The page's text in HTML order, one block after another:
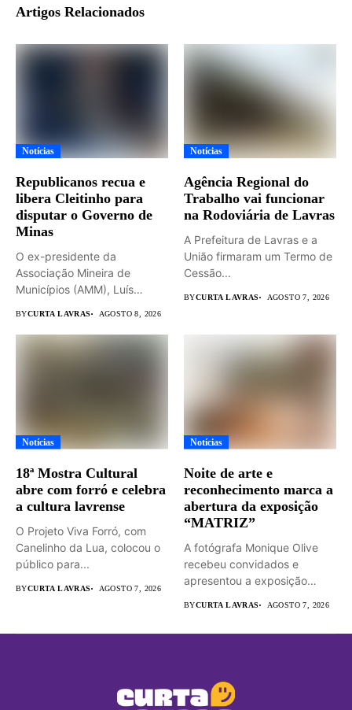
Artigos Relacionados
Notícias
Republicanos recua e
libera Cleitinho para
disputar o Governo de
Minas
O ex-presidente da
Associação Mineira de
Municípios (AMM), Luís
BYCURTA LAVRAS AGOSTO 8, 2026
Notícias
Agência Regional do
Trabalho vai funcionar
na Rodoviária de Lavras
A Prefeitura de Lavras e a
União firmaram um Termo de
Cessão...
BYCURTA LAVRAS AGOSTO 7, 2026
Notícias
18ª Mostra Cultural
abre com forró e celebra
a cultura lavrense
O Projeto Viva Forró, com
Canelinho da Lua, colocou o
público para...
BYCURTA LAVRAS AGOSTO 7, 2026
Notícias
Noite de arte e
reconhecimento marca a
abertura da exposição
“MATRIZ”
A fotógrafa Monique Olive
recebeu convidados e
apresentou a exposição
BYCURTA LAVRAS AGOSTO 7, 2026